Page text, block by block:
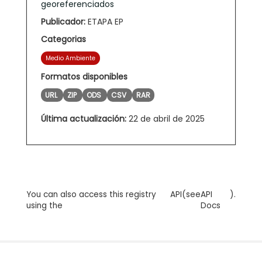
georeferenciados
Publicador: ETAPA EP
Categorias
Medio Ambiente
Formatos disponibles
URL ZIP ODS CSV RAR
Última actualización: 22 de abril de 2025
You can also access this registry
using the
API(seeAPI
Docs
).